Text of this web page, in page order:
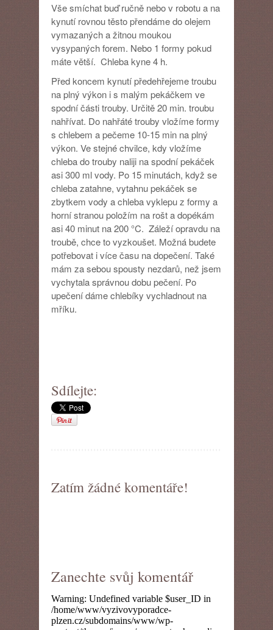
Vše smíchat buď ručně nebo v robotu a na
kynutí rovnou těsto přendáme do olejem
vymazaných a žitnou moukou
vysypaných forem. Nebo 1 formy pokud
máte větší. Chleba kyne 4 h.
Před koncem kynutí předehřejeme troubu
na plný výkon i s malým pekáčkem ve
spodní části trouby. Určitě 20 min. troubu
nahřívat. Do nahřáté trouby vložíme formy
s chlebem a pečeme 10-15 min na plný
výkon. Ve stejné chvilce, kdy vložíme
chleba do trouby naliji na spodní pekáček
asi 300 ml vody. Po 15 minutách, když se
chleba zatahne, vytahnu pekáček se
zbytkem vody a chleba vyklepu z formy a
horní stranou položím na rošt a dopékám
asi 40 minut na 200 °C. Záleží opravdu na
troubě, chce to vyzkoušet. Možná budete
potřebovat i více času na dopečení. Také
mám za sebou spousty nezdarů, než jsem
vychytala správnou dobu pečení. Po
upečení dáme chlebíky vychladnout na
mříku.
Sdílejte:
Zatím žádné komentáře!
Zanechte svůj komentář
Warning: Undefined variable $user_ID in
/home/www/vyzivovyporadce-
plzen.cz/subdomains/www/wp-